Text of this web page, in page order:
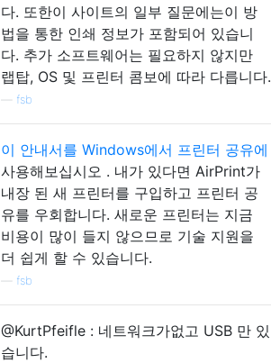
다. 또한이 사이트의 일부 질문에는이 방
법을 통한 인쇄 정보가 포함되어 있습니
다. 추가 소프트웨어는 필요하지 않지만
랩탑, OS 및 프린터 콤보에 따라 다릅니다.
fsb
이 안내서를 Windows에서 프린터 공유에
사용해보십시오 . 내가 있다면 AirPrint가
내장 된 새 프린터를 구입하고 프린터 공
유를 우회합니다. 새로운 프린터는 지금
비용이 많이 들지 않으므로 기술 지원을
더 쉽게 할 수 있습니다.
fsb
@KurtPfeifle : 네트워크가없고 USB 만 있
습니다.